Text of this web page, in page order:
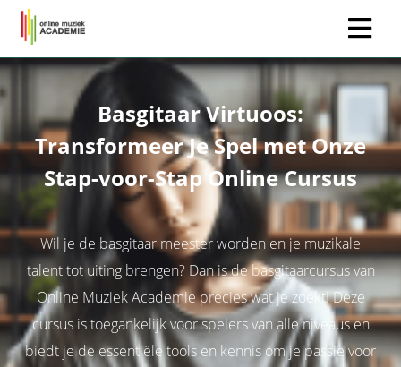
Basgitaar Virtuoos:
Transformeer Je Spel met Onze
Stap-voor-Stap Online Cursus
Wil je de basgitaar meester worden en je muzikale
talent tot uiting brengen? Dan is de basgitaarcursus van
Online Muziek Academie precies wat je zoekt! Deze
cursus is toegankelijk voor spelers van alle niveaus en
biedt je de essentiële tools en kennis om je passie voor